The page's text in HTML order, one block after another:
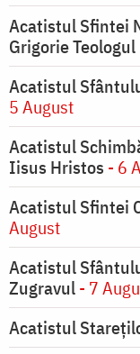
Acatistul Sfintei
Grigorie Teologul
Acatistul
5 August
Acatistul
Iisus Hristos - 6
Acatistul Sfintei
August
Acatistul
Zugravul- 7
Acatistul